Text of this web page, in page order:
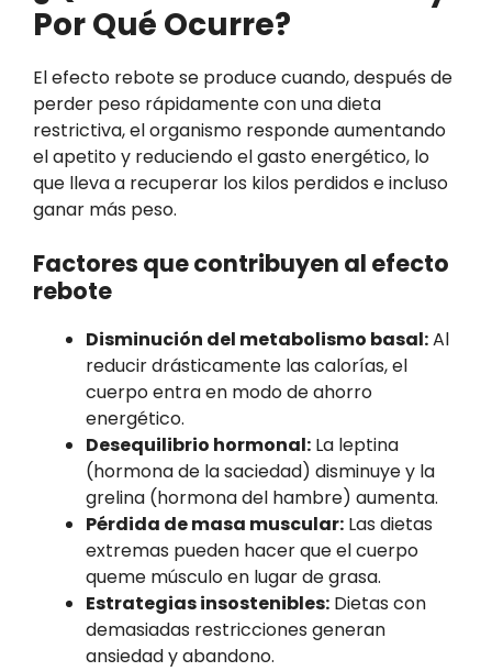
Por Qué Ocurre?
El efecto rebote se produce cuando, después de
perder peso rápidamente con una dieta
restrictiva, el organismo responde aumentando
el apetito y reduciendo el gasto energético, lo
que lleva a recuperar los kilos perdidos e incluso
ganar más peso.
Factores que contribuyen al efecto
rebote
Disminución del metabolismo basal:Al
reducir drásticamente las calorías, el
cuerpo entra en modo de ahorro
energético.
Desequilibrio hormonal: La leptina
(hormona de la saciedad) disminuye y la
grelina (hormona del hambre) aumenta.
Pérdida de masa muscular: Las dietas
extremas pueden hacer que el cuerpo
queme músculo en lugar de grasa.
Estrategias insostenibles: Dietas con
demasiadas restricciones generan
ansiedad y abandono.